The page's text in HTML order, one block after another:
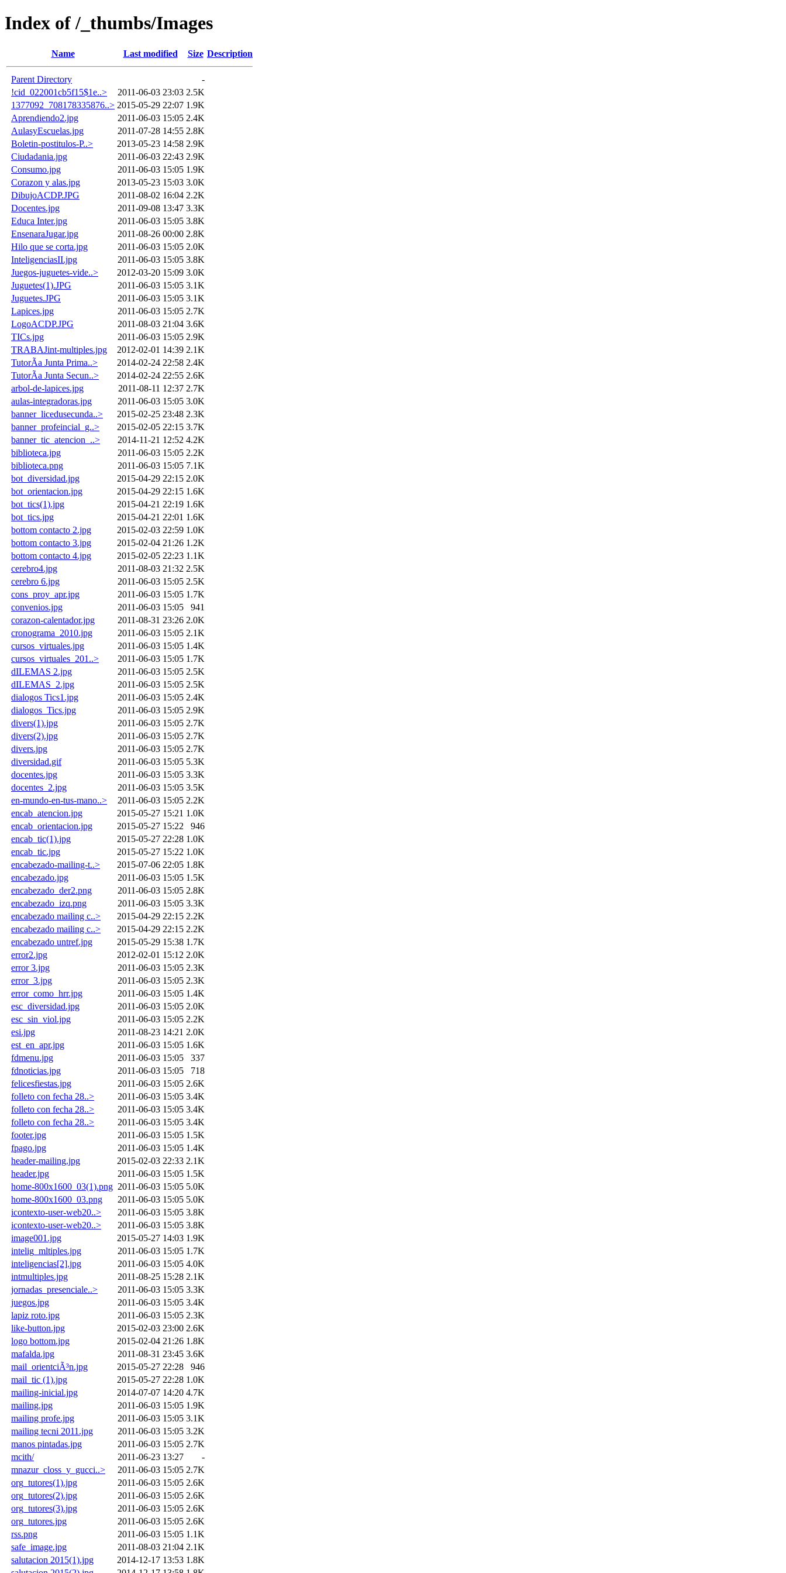
Index of /_thumbs/Images
Name Last modified Size Description
Parent Directory
-
!cid_022001cb5f15$1e..>
2011-06-03 23:03 2.5K
1377092_708178335876..> 2015-05-29 22:07 1.9K
Aprendiendo2.jpg
2011-06-03 15:05 2.4K
AulasyEscuelas.jpg
2011-07-28 14:55 2.8K
Boletin-postitulos-P..>
2013-05-23 14:58 2.9K
Ciudadania.jpg
2011-06-03 22:43 2.9K
Consumo.jpg
2011-06-03 15:05 1.9K
Corazon y alas.jpg
2013-05-23 15:03 3.0K
DibujoACDP.JPG
2011-08-02 16:04 2.2K
Docentes.jpg
2011-09-08 13:47 3.3K
Educa Inter.jpg
2011-06-03 15:05 3.8K
EnsenaraJugar.jpg
2011-08-26 00:00 2.8K
Hilo que se corta.jpg
2011-06-03 15:05 2.0K
InteligenciasII.jpg
2011-06-03 15:05 3.8K
Juegos-juguetes-vide..>
2012-03-20 15:09 3.0K
Juguetes(1).JPG
2011-06-03 15:05 3.1K
Juguetes.JPG
2011-06-03 15:05 3.1K
Lapices.jpg
2011-06-03 15:05 2.7K
LogoACDP.JPG
2011-08-03 21:04 3.6K
TICs.jpg
2011-06-03 15:05 2.9K
TRABAJint-multiples.jpg
2012-02-01 14:39 2.1K
TutorÃ­a Junta Prima..>
2014-02-24 22:58 2.4K
TutorÃ­a Junta Secun..>
2014-02-24 22:55 2.6K
arbol-de-lapices.jpg
2011-08-11 12:37 2.7K
aulas-integradoras.jpg
2011-06-03 15:05 3.0K
banner_licedusecunda..>
2015-02-25 23:48 2.3K
banner_profeincial_g..>
2015-02-05 22:15 3.7K
banner_tic_atencion_..>
2014-11-21 12:52 4.2K
biblioteca.jpg
2011-06-03 15:05 2.2K
biblioteca.png
2011-06-03 15:05 7.1K
bot_diversidad.jpg
2015-04-29 22:15 2.0K
bot_orientacion.jpg
2015-04-29 22:15 1.6K
bot_tics(1).jpg
2015-04-21 22:19 1.6K
bot_tics.jpg
2015-04-21 22:01 1.6K
bottom contacto 2.jpg
2015-02-03 22:59 1.0K
bottom contacto 3.jpg
2015-02-04 21:26 1.2K
bottom contacto 4.jpg
2015-02-05 22:23 1.1K
cerebro4.jpg
2011-08-03 21:32 2.5K
cerebro 6.jpg
2011-06-03 15:05 2.5K
cons_proy_apr.jpg
2011-06-03 15:05 1.7K
convenios.jpg
2011-06-03 15:05
941
corazon-calentador.jpg
2011-08-31 23:26 2.0K
cronograma_2010.jpg
2011-06-03 15:05 2.1K
cursos_virtuales.jpg
2011-06-03 15:05 1.4K
cursos_virtuales_201..>
2011-06-03 15:05 1.7K
dILEMAS 2.jpg
2011-06-03 15:05 2.5K
dILEMAS_2.jpg
2011-06-03 15:05 2.5K
dialogos Tics1.jpg
2011-06-03 15:05 2.4K
dialogos_Tics.jpg
2011-06-03 15:05 2.9K
divers(1).jpg
2011-06-03 15:05 2.7K
divers(2).jpg
2011-06-03 15:05 2.7K
divers.jpg
2011-06-03 15:05 2.7K
diversidad.gif
2011-06-03 15:05 5.3K
docentes.jpg
2011-06-03 15:05 3.3K
docentes_2.jpg
2011-06-03 15:05 3.5K
en-mundo-en-tus-mano..>
2011-06-03 15:05 2.2K
encab_atencion.jpg
2015-05-27 15:21 1.0K
encab_orientacion.jpg
2015-05-27 15:22
946
encab_tic(1).jpg
2015-05-27 22:28 1.0K
encab_tic.jpg
2015-05-27 15:22 1.0K
encabezado-mailing-t..>
2015-07-06 22:05 1.8K
encabezado.jpg
2011-06-03 15:05 1.5K
encabezado_der2.png
2011-06-03 15:05 2.8K
encabezado_izq.png
2011-06-03 15:05 3.3K
encabezado mailing c..>
2015-04-29 22:15 2.2K
encabezado mailing c..>
2015-04-29 22:15 2.2K
encabezado untref.jpg
2015-05-29 15:38 1.7K
error2.jpg
2012-02-01 15:12 2.0K
error 3.jpg
2011-06-03 15:05 2.3K
error_3.jpg
2011-06-03 15:05 2.3K
error_como_hrr.jpg
2011-06-03 15:05 1.4K
esc_diversidad.jpg
2011-06-03 15:05 2.0K
esc_sin_viol.jpg
2011-06-03 15:05 2.2K
esi.jpg
2011-08-23 14:21 2.0K
est_en_apr.jpg
2011-06-03 15:05 1.6K
fdmenu.jpg
2011-06-03 15:05
337
fdnoticias.jpg
2011-06-03 15:05
718
felicesfiestas.jpg
2011-06-03 15:05 2.6K
folleto con fecha 28..>
2011-06-03 15:05 3.4K
folleto con fecha 28..>
2011-06-03 15:05 3.4K
folleto con fecha 28..>
2011-06-03 15:05 3.4K
footer.jpg
2011-06-03 15:05 1.5K
fpago.jpg
2011-06-03 15:05 1.4K
header-mailing.jpg
2015-02-03 22:33 2.1K
header.jpg
2011-06-03 15:05 1.5K
home-800x1600_03(1).png 2011-06-03 15:05 5.0K
home-800x1600_03.png
2011-06-03 15:05 5.0K
icontexto-user-web20..>
2011-06-03 15:05 3.8K
icontexto-user-web20..>
2011-06-03 15:05 3.8K
image001.jpg
2015-05-27 14:03 1.9K
intelig_mltiples.jpg
2011-06-03 15:05 1.7K
inteligencias[2].jpg
2011-06-03 15:05 4.0K
intmultiples.jpg
2011-08-25 15:28 2.1K
jornadas_presenciale..>
2011-06-03 15:05 3.3K
juegos.jpg
2011-06-03 15:05 3.4K
lapiz roto.jpg
2011-06-03 15:05 2.3K
like-button.jpg
2015-02-03 23:00 2.6K
logo bottom.jpg
2015-02-04 21:26 1.8K
mafalda.jpg
2011-08-31 23:45 3.6K
mail_orientciÃ³n.jpg
2015-05-27 22:28
946
mail_tic (1).jpg
2015-05-27 22:28 1.0K
mailing-inicial.jpg
2014-07-07 14:20 4.7K
mailing.jpg
2011-06-03 15:05 1.9K
mailing profe.jpg
2011-06-03 15:05 3.1K
mailing tecni 2011.jpg
2011-06-03 15:05 3.2K
manos pintadas.jpg
2011-06-03 15:05 2.7K
mcith/
2011-06-23 13:27
-
mnazur_closs_y_gucci..>
2011-06-03 15:05 2.7K
org_tutores(1).jpg
2011-06-03 15:05 2.6K
org_tutores(2).jpg
2011-06-03 15:05 2.6K
org_tutores(3).jpg
2011-06-03 15:05 2.6K
org_tutores.jpg
2011-06-03 15:05 2.6K
rss.png
2011-06-03 15:05 1.1K
safe_image.jpg
2011-08-03 21:04 2.1K
salutacion 2015(1).jpg
2014-12-17 13:53 1.8K